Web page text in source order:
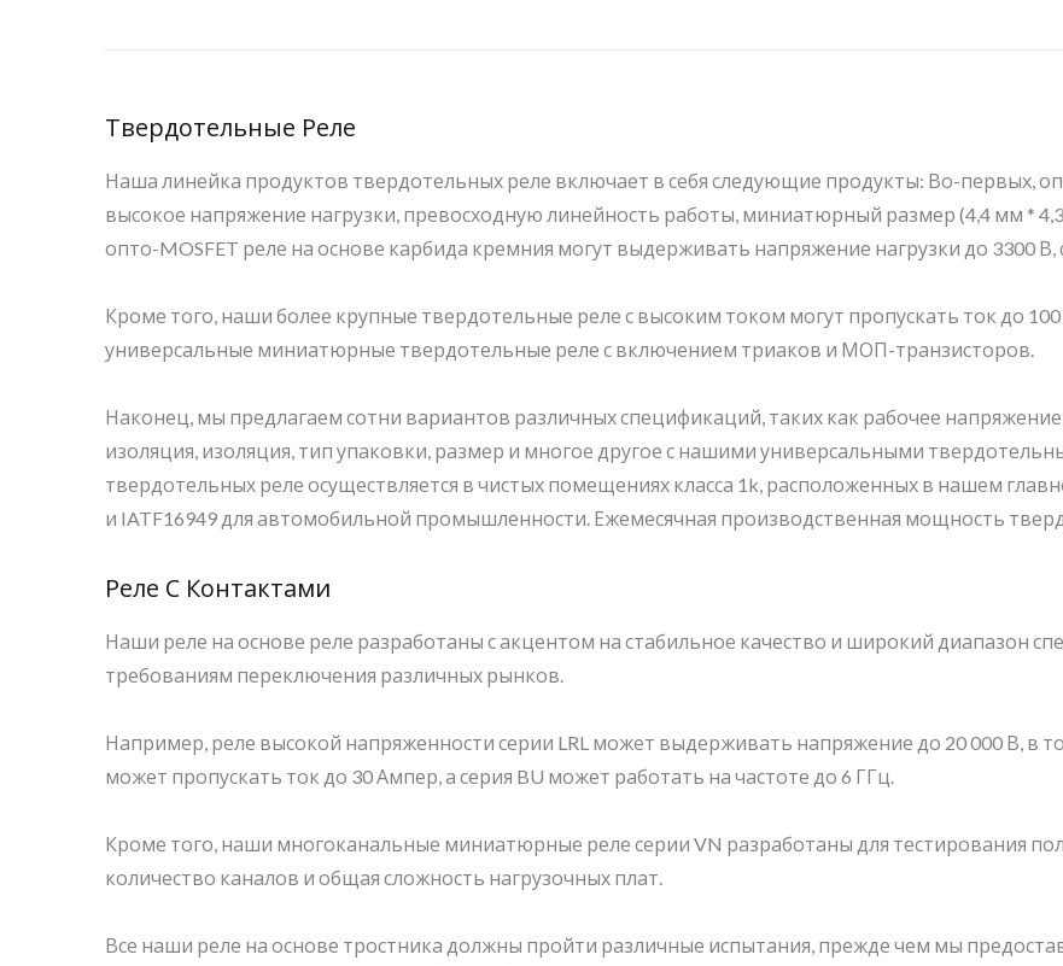
Твердотельные Реле
Наша линейка продуктов твердотельных реле включает в себя следующие продукты: Во-первых,
высокое напряжение нагрузки, превосходную линейность работы, миниатюрный размер (4,4 мм *
опто-MOSFET реле на основе карбида кремния могут выдерживать напряжение нагрузки до 3300
Кроме того, наши более крупные твердотельные реле с высоким током могут пропускать ток до
универсальные миниатюрные твердотельные реле с включением триаков и МОП-транзисторов.
Наконец, мы предлагаем сотни вариантов различных спецификаций, таких как рабочее
изоляция, изоляция, тип упаковки, размер и многое другое с нашими универсальными
твердотельных реле осуществляется в чистых помещениях класса 1k, расположенных в нашем
и IATF16949 для автомобильной промышленности. Ежемесячная производственная мощность
Реле С Контактами
Наши реле на основе реле разработаны с акцентом на стабильное качество и широкий диапазон
требованиям переключения различных рынков.
Например, реле высокой напряженности серии LRL может выдерживать напряжение до 20 000 В, в
может пропускать ток до 30 Ампер, а серия BU может работать на частоте до 6 ГГц.
Кроме того, наши многоканальные миниатюрные реле серии VN разработаны для тестирования
количество каналов и общая сложность нагрузочных плат.
Все наши реле на основе тростника должны пройти различные испытания, прежде чем мы